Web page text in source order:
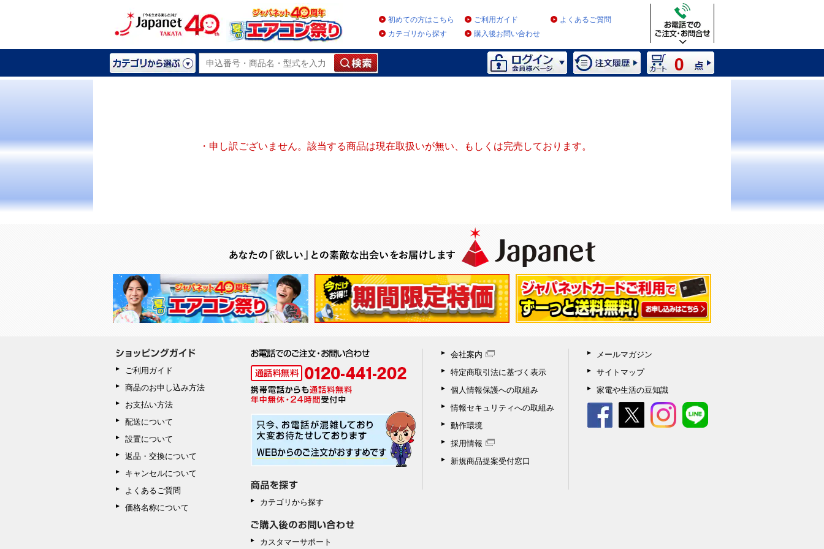
初めての方はこちら ご利用ガイド
よくあるご質問
カテゴリから探す
購入後お問い合わせ
0
・申し訳ございません。該当する商品は現在取扱いが無い、もしくは完売しております。
ご利用ガイド
商品のお申し込み方法
お支払い方法
配送について
設置について
返品・交換について
キャンセルについて
よくあるご質問
価格名称について
カテゴリから探す
カスタマーサポート
会社案内
特定商取引法に基づく表示
個人情報保護への取組み
情報セキュリティへの取組み
動作環境
採用情報
新規商品提案受付窓口
メールマガジン
サイトマップ
家電や生活の豆知識